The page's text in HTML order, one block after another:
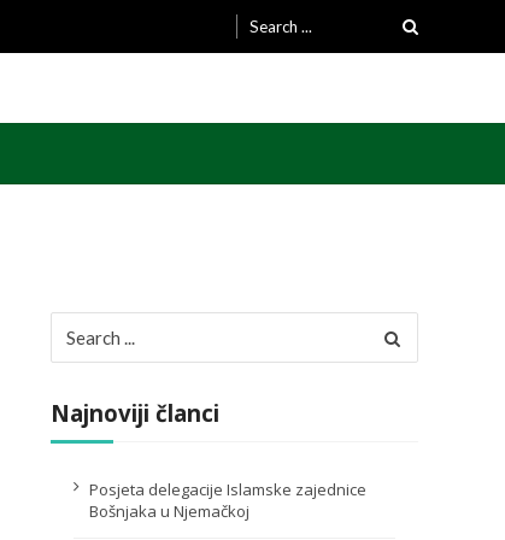
Search
for:
for:
Najnoviji članci
Posjeta delegacije Islamske zajednice
Bošnjaka u Njemačkoj